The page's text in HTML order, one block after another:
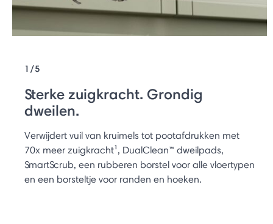
1/5
Sterke zuigkracht. Grondig
dweilen.
Verwijdert vuil van kruimels tot pootafdrukken met
70x meer zuigkracht¹, DualClean™ dweilpads,
SmartScrub, een rubberen borstel voor alle vloertypen
en een borsteltje voor randen en hoeken.